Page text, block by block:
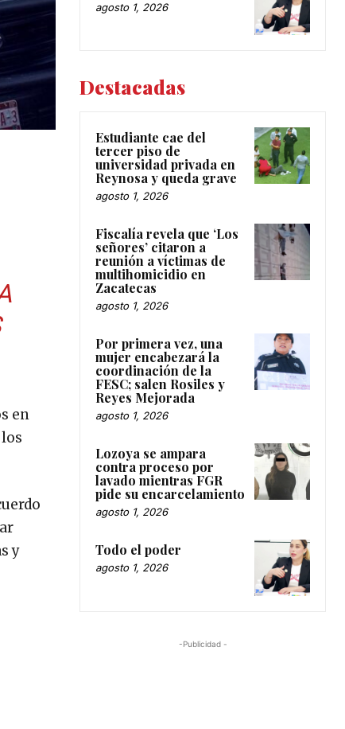
en
y
agosto 1, 2026
Destacadas
Estudiante cae del
tercer piso de
universidad privada en
Reynosa y queda grave
agosto 1, 2026
Fiscalía revela que ‘Los
señores’ citaron a
reunión a víctimas de
multihomicidio en
Zacatecas
agosto 1, 2026
Por primera vez, una
mujer encabezará la
coordinación de la
FESC; salen Rosiles y
Reyes Mejorada
agosto 1, 2026
Lozoya se ampara
contra proceso por
lavado mientras FGR
pide su encarcelamiento
agosto 1, 2026
Todo el poder
agosto 1, 2026
-Publicidad -